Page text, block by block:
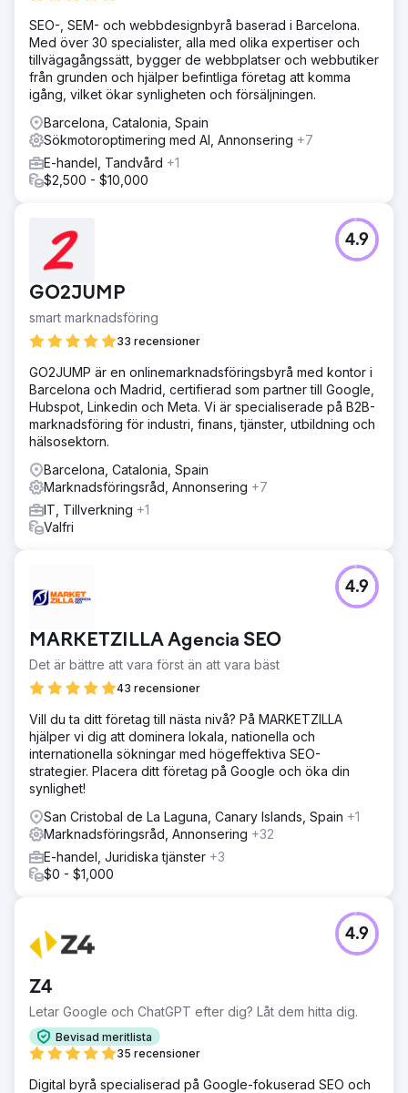
SEO-, SEM- och webbdesignbyrå baserad i Barcelona.
Med över 30 specialister, alla med olika expertiser och
tillvägagångssätt, bygger de webbplatser och webbutiker
från grunden och hjälper befintliga företag att komma
igång, vilket ökar synligheten och försäljningen.
Barcelona, Catalonia, Spain
Sökmotoroptimering med AI, Annonsering +7
E-handel, Tandvård +1
$2,500 - $10,000
GO2JUMP
smart marknadsföring
33 recensioner
4.9
GO2JUMP är en onlinemarknadsföringsbyrå med kontor i
Barcelona och Madrid, certifierad som partner till Google,
Hubspot, Linkedin och Meta. Vi är specialiserade på B2B-
marknadsföring för industri, finans, tjänster, utbildning och
hälsosektorn.
Barcelona, Catalonia, Spain
Marknadsföringsråd, Annonsering +7
IT, Tillverkning +1
Valfri
MARKETZILLA Agencia SEO
Det är bättre att vara först än att vara bäst
43 recensioner
4.9
Vill du ta ditt företag till nästa nivå? På MARKETZILLA
hjälper vi dig att dominera lokala, nationella och
internationella sökningar med högeffektiva SEO-
strategier. Placera ditt företag på Google och öka din
synlighet!
San Cristobal de La Laguna, Canary Islands, Spain +1
Marknadsföringsråd, Annonsering +32
E-handel, Juridiska tjänster +3
$0 - $1,000
Z4
Letar Google och ChatGPT efter dig? Låt dem hitta dig.
Bevisad meritlista
35 recensioner
4.9
Digital byrå specialiserad på Google-fokuserad SEO och